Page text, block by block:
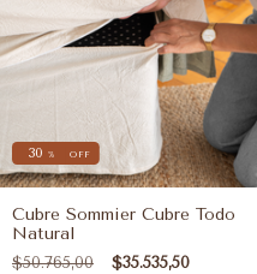
30 % OFF
Cubre Sommier Cubre Todo
Natural
$50.765,00 $35.535,50